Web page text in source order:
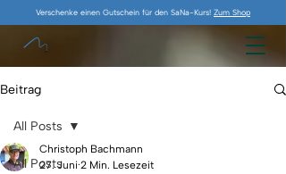
Verschenke einen Gutschein für den SaNa-Kurs! Zum Shop
Beitrag
All Posts
All Posts
Christoph Bachmann
27. Juni 2 Min. Lesezeit